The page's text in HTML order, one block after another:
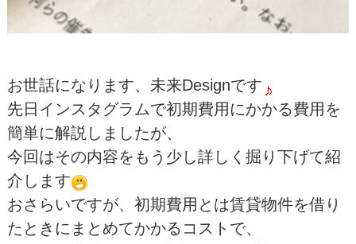
お世話になります、未来Designです
先日インスタグラムで初期費用にかかる費用を
簡単に解説しましたが、
今回はその内容をもう少し詳しく掘り下げて紹
介します
おさらいですが、初期費用とは賃貸物件を借り
たときにまとめてかかるコストで、